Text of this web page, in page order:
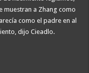
muestran a Zhang como
como el padre en al
dijo Cieadlo.